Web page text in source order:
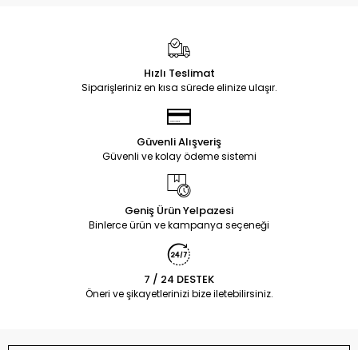
Hızlı Teslimat
Siparişleriniz en kısa sürede elinize ulaşır.
Güvenli Alışveriş
Güvenli ve kolay ödeme sistemi
Geniş Ürün Yelpazesi
Binlerce ürün ve kampanya seçeneği
7 / 24 DESTEK
Öneri ve şikayetlerinizi bize iletebilirsiniz.